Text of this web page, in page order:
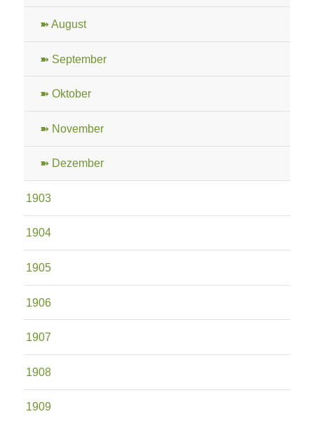
➽ August
➽ September
➽ Oktober
➽ November
➽ Dezember
1903
1904
1905
1906
1907
1908
1909